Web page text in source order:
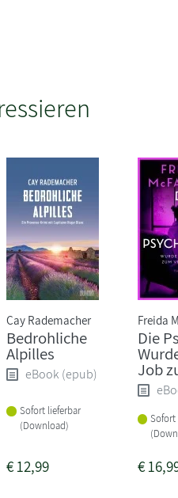
Cay Rademacher
Bedrohliche
Alpilles
eBook (epub)
Sofort lieferbar
(Download)
€12,99
Freida
Die
Job
Sofort
€